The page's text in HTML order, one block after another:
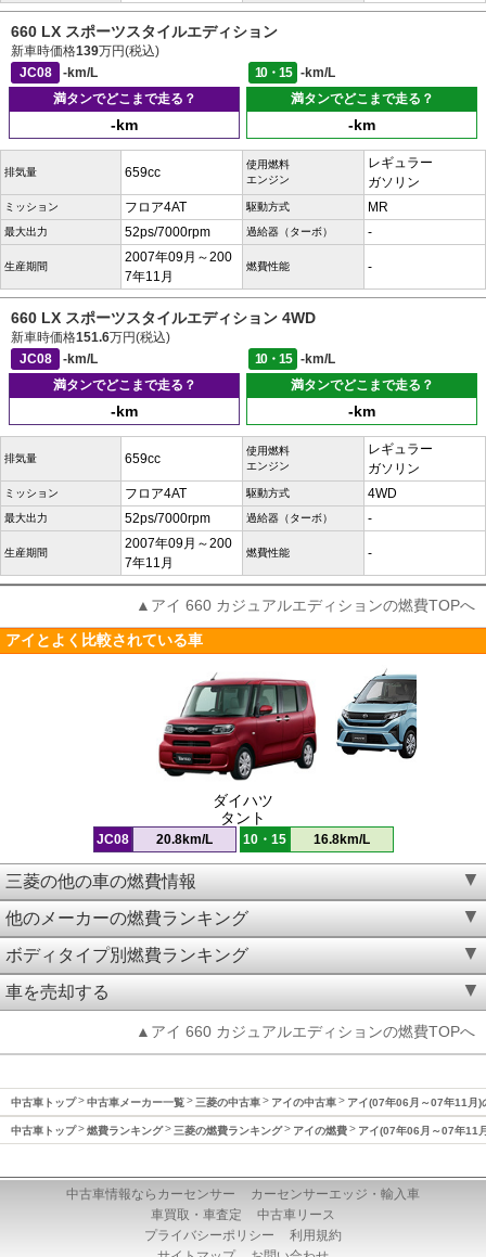
660 LX スポーツスタイルエディション
新車時価格139万円(税込)
JC08
-km/L 10・15
-km/L
満タンでどこまで走る？
-km
満タンでどこまで走る？
-km
排気量 659cc
使用燃料
エンジン
レギュラー
ガソリン
ミッション フロア4AT 駆動方式 MR
最大出力 52ps/7000rpm 過給器（ターボ） -
生産期間
2007年09月～200
7年11月
燃費性能 -
660 LX スポーツスタイルエディション 4WD
新車時価格151.6万円(税込)
JC08
-km/L 10・15
-km/L
満タンでどこまで走る？
-km
満タンでどこまで走る？
-km
排気量 659cc
使用燃料
エンジン
レギュラー
ガソリン
ミッション フロア4AT 駆動方式 4WD
最大出力 52ps/7000rpm 過給器（ターボ） -
生産期間
2007年09月～200
7年11月
燃費性能 -
▲アイ 660 カジュアルエディションの燃費TOPへ
アイとよく比較されている車
ダイハツ
タント
JC08 20.8km/L 10・15 16.8km/L
三菱の他の車の燃費情報
他のメーカーの燃費ランキング
ボディタイプ別燃費ランキング
車を売却する
▲アイ 660 カジュアルエディションの燃費TOPへ
中古車トップ 中古車メーカー一覧 三菱の中古車 アイの中古車 アイ(07年06月～07年11月)
中古車トップ 燃費ランキング 三菱の燃費ランキング アイの燃費 アイ(07年06月～07年11
中古車情報ならカーセンサー
カーセンサーエッジ・輸入車
車買取・車査定
中古車リース
プライバシーポリシー
利用規約